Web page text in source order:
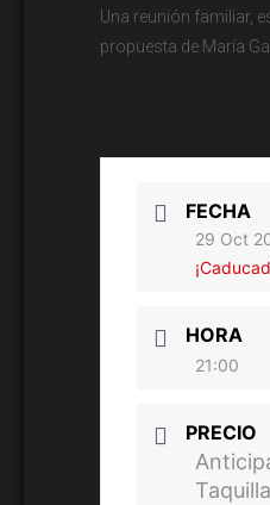
Una reunión familiar,
propuesta de María
FECHA
29 Oct
HORA
21:00
PRECIO